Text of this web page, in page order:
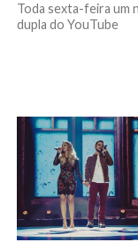
Toda sexta-feira um
dupla do YouTube